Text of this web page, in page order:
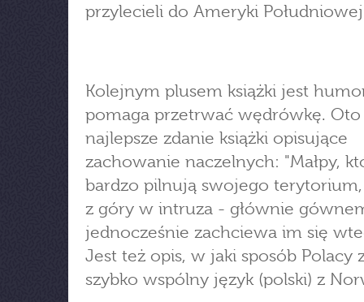
przylecieli do Ameryki
Kolejnym plusem książki jest
pomaga przetrwać wędrówkę. Oto
najlepsze zdanie książki opisujące
zachowanie naczelnych: "Małpy,
bardzo pilnują swojego
z góry w intruza - głównie
jednocześnie zachciewa im się
Jest też opis, w jaki sposób Polacy
szybko wspólny język (polski) z